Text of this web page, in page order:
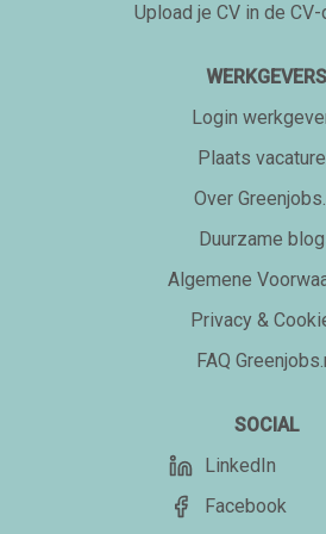
Upload je CV in de
WERKGEVERS
Login
Plaats
Over
Duurzame
Algemene
Privacy &
FAQ
SOCIAL
LinkedIn
Facebook